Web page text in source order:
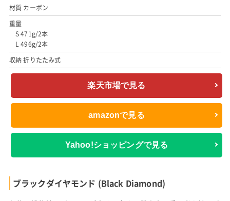
材質 カーボン
重量
S 471g/2本
L 496g/2本
収納 折りたたみ式
楽天市場で見る
amazonで見る
Yahoo!ショッピングで見る
ブラックダイヤモンド (Black Diamond)